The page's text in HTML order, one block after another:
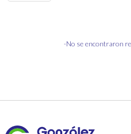
-No se encontraron